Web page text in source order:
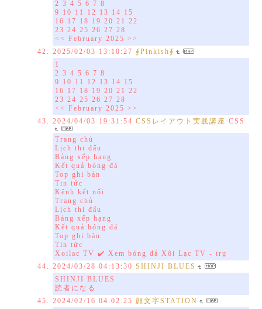
2 3 4 5 6 7 8
9 10 11 12 13 14 15
16 17 18 19 20 21 22
23 24 25 26 27 28
<< February 2025 >>
2025/02/03 13:10:27 ∮Pinkish∮
1
2 3 4 5 6 7 8
9 10 11 12 13 14 15
16 17 18 19 20 21 22
23 24 25 26 27 28
<< February 2025 >>
2024/04/03 19:31:54 CSSレイアウト実践講座 CSS
Trang chủ
Lịch thi đấu
Bảng xếp hạng
Kết quả bóng đá
Top ghi bàn
Tin tức
Kênh kết nối
Trang chủ
Lịch thi đấu
Bảng xếp hạng
Kết quả bóng đá
Top ghi bàn
Tin tức
Xoilac TV ✔️ Xem bóng đá Xôi Lạc TV - trự
2024/03/28 04:13:30 SHINJI BLUES
SHINJI BLUES
読者になる
2024/02/16 04:02:25 顔文字STATION